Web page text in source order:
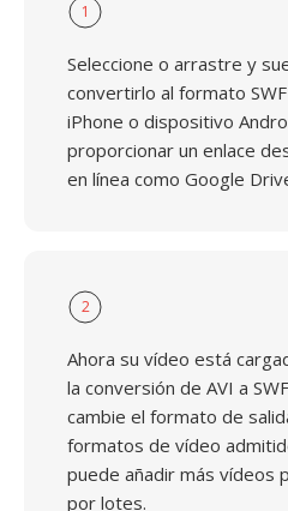
1
Seleccione o arrastre y
convertirlo al formato
iPhone o dispositivo
proporcionar un enlace
en línea como Google
2
Ahora su vídeo está
la conversión de AVI a
cambie el formato de
formatos de vídeo
puede añadir más vídeos
por lotes.